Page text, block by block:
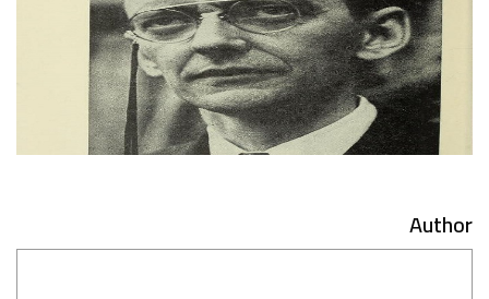
Author